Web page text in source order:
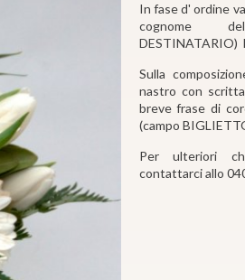
In fase d' ordine
cognome
DESTINATARIO)
Sulla
nastro con
breve frase di
(campo
Per ulteriori
contattarci allo